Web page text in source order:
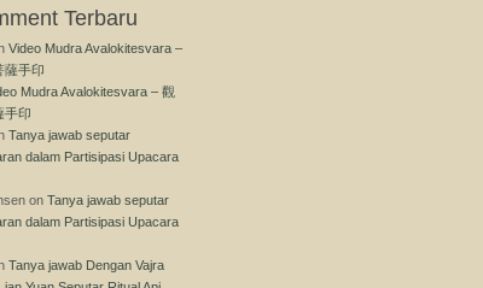
Terbaru
Video Mudra Avalokitesvara –
薩手印
Mudra Avalokitesvara – 觀
手印
Tanya jawab seputar
dalam Partisipasi Upacara
on Tanya jawab seputar
dalam Partisipasi Upacara
Tanya jawab Dengan Vajra